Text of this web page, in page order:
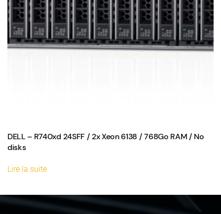
DELL – R740xd 24SFF / 2x Xeon 6138 / 768Go RAM / No
disks
Lire la suite